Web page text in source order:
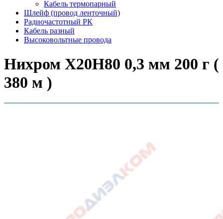
Кабель термопарный
Шлейф (провод ленточный)
Радиочастотный РК
Кабель разный
Высоковольтные провода
Нихром Х20Н80 0,3 мм 200 г (
380 м )